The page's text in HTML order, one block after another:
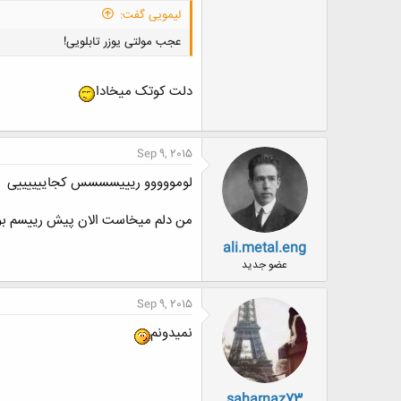
لیمویی گفت:
عجب مولتی یوزر تابلویی!
دلت کوتک میخادا
ali.metal.eng
عضو جدید
Sep 9, 2015
لومووووو ریییسسسس کجاییییییی
من دلم میخاست الان پیش رییسم
Sep 9, 2015
نمیدونم